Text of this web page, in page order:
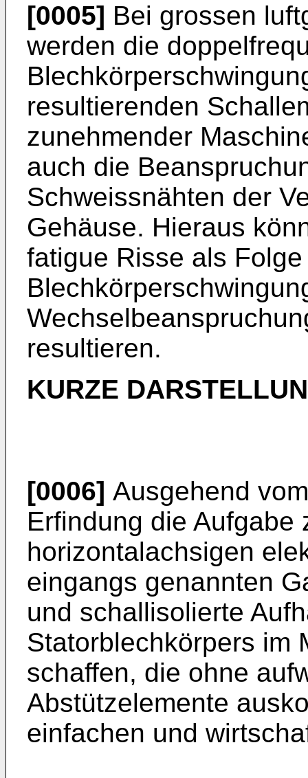
[0005] Bei grossen
werden die
resultierenden
zunehmender
auch die
Schweissnähten der
Gehäuse. Hieraus
fatigue Risse als
resultieren.
KURZE
[0006] Ausgehend
Erfindung die Aufgabe
horizontalachsigen
eingangs genannten
und schallisolierte
Statorblechkörpers im
schaffen, die ohne
Abstützelemente
einfachen und